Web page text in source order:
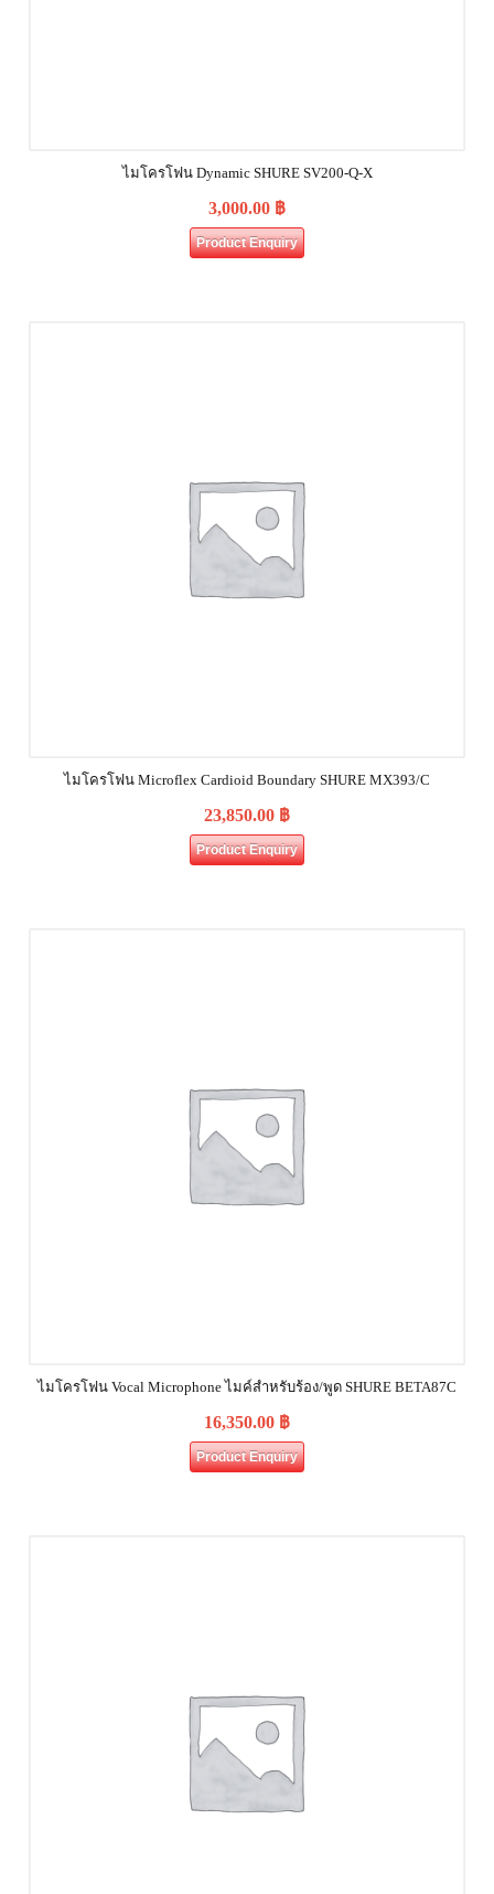
ไมโครโฟน Dynamic SHURE SV200-Q-X
3,000.00 ฿
Product Enquiry
ไมโครโฟน Microflex Cardioid Boundary SHURE MX393/C
23,850.00 ฿
Product Enquiry
ไมโครโฟน Vocal Microphone ไมค์สำหรับร้อง/พูด SHURE BETA87C
16,350.00 ฿
Product Enquiry